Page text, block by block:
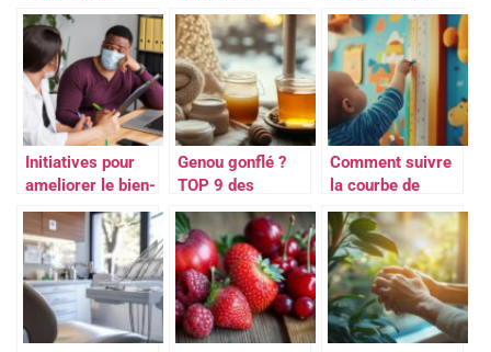
courantes !
magnesium !
etre a decouvrir
grace aux blogs
specialises
Initiatives pour
ameliorer le bien-
etre au travail et
la sante des
employes
Genou gonflé ?
TOP 9 des
remèdes de
grand-mère
efficaces testés
et approuvés
Comment suivre
la courbe de
croissance du
bébé de manière
efficace